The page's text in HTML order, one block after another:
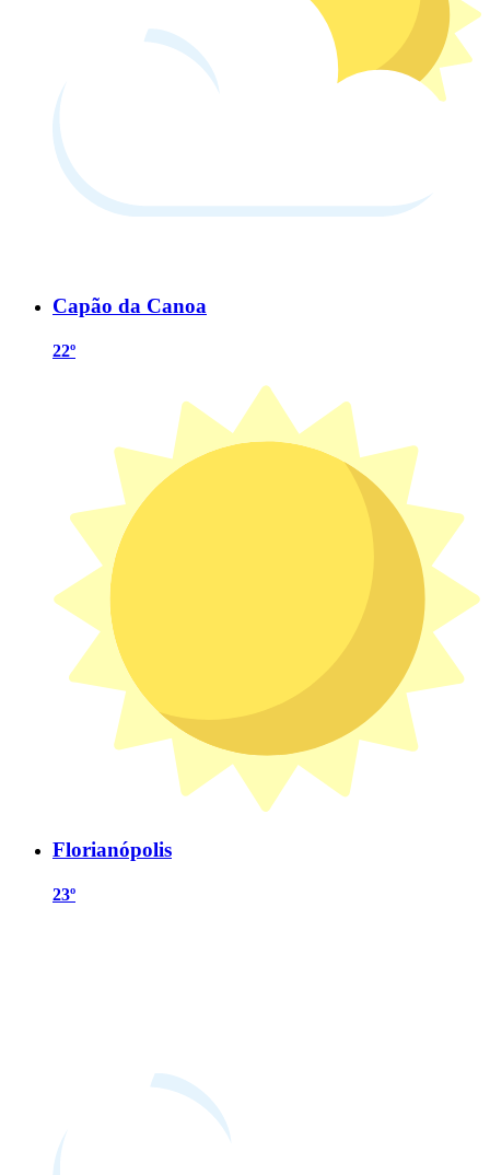
Capão da Canoa
22º
Florianópolis
23º